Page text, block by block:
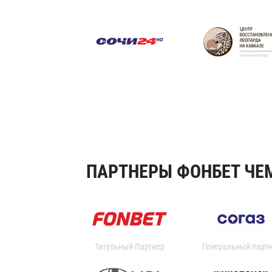
ПАРТНЕРЫ ФОНБЕТ
Титульный Партнер Генеральный